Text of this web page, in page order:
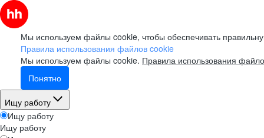
Мы используем файлы cookie, чтобы обеспечивать
Правила использования файлов cookie
Мы используем файлы cookie. Правила использования
Понятно
Ищу работу
Ищу работу
Ищу работу